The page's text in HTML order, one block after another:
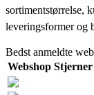
sortimentstørrelse,
leveringsformer og
Bedst anmeldte
Webshop Stjerner